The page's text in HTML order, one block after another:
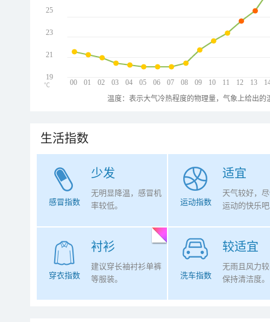
00 01 02 03 04 05 06 07 08 09 10 11 12 13
25
23
21
19
℃
温度：表示大气冷热程度的物理量，气象上给出
生活指数
少发
感冒指数
无明显降温，感冒机
率较低。
适宜
运动指数
天气较好，
运动的快乐
衬衫
穿衣指数
建议穿长袖衬衫单裤
等服装。
较适宜
洗车指数
无雨且风力
保持清洁度。